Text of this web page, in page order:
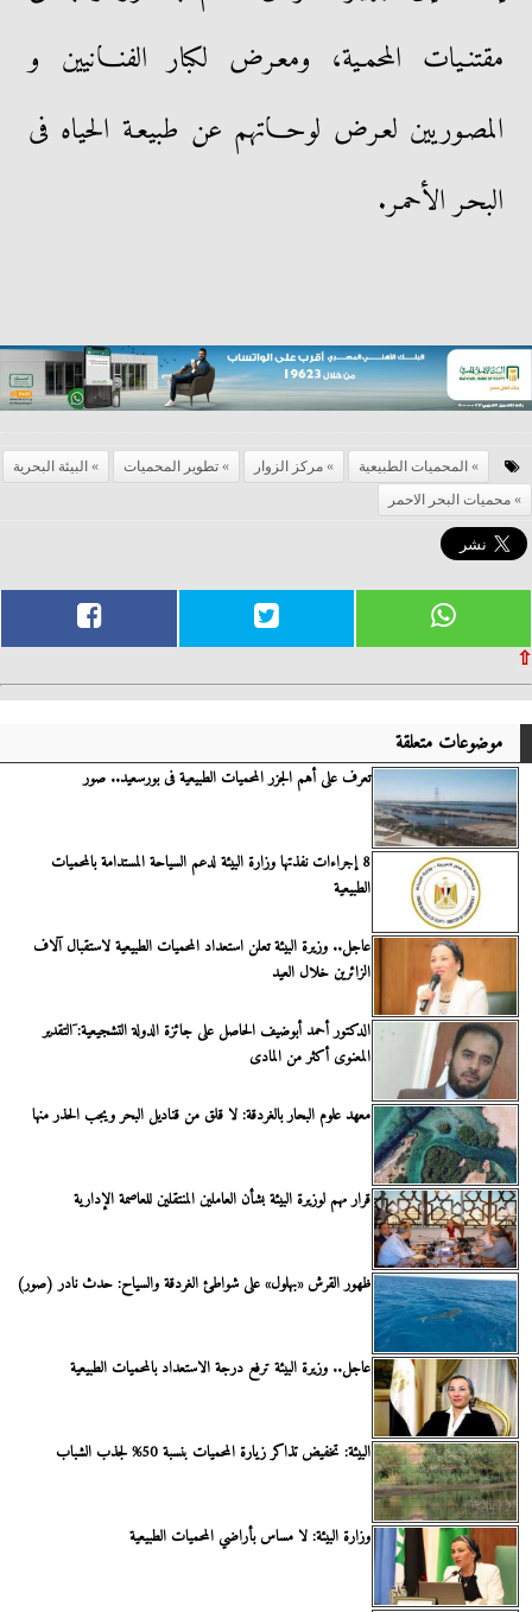
مقتنـيات المحمـية، ومعـرض لكبار الفنـانيين و
المصـوريين لعـرض لوحـاتهم عن طبيعـة الحياه فى
البحـر الأحمـر.
المحميات الطبيعية مركز الزوار تطوير المحميات
البيئة البحرية
محميات البحر الاحمر
⇧
موضوعات متعلقة
تعرف على أهم الجزر المحميات الطبيعية فى بورسعيد.. صور
8 إجراءات نفذتها وزارة البيئة لدعم السياحة المستدامة بالمحميات
الطبيعية
عاجل.. وزيرة البيئة تعلن استعداد المحميات الطبيعية لاستقبال آلاف
الزائرين خلال العيد
الدكتور أحمد أبوضيف الحاصل على جائزة الدولة التشجيعية: َالتقدير
المعنوى أكثر من المادى
معهد علوم البحار بالغردقة: لا قلق من قناديل البحر ويجب الحذر منها
قرار مهم لوزيرة البيئة بشأن العاملين المنتقلين للعاصمة الإدارية
ظهور القرش «بهلول» على شواطئ الغردقة والسياح: حدث نادر (صور)
عاجل.. وزيرة البيئة ترفع درجة الاستعداد بالمحميات الطبيعية
البيئة: تخفيض تذاكر زيارة المحميات بنسبة 50% لجذب الشباب
وزارة البيئة: لا مساس بأراضي المحميات الطبيعية